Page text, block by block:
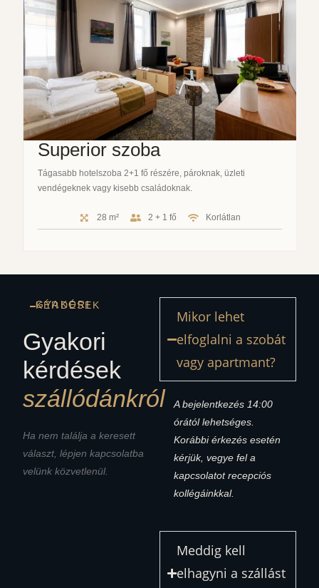
Superior szoba
Tágasabb hotelszoba 2+1 fő részére, pároknak, üzleti
vendégeknek vagy kisebb családoknak.
28 m² 2 + 1 fő Korlátlan
GYAKORI KÉRDÉSEK
Gyakori
kérdések
szállódánkról
Ha nem találja a keresett
választ, lépjen kapcsolatba
velünk közvetlenül.
Mikor lehet
elfoglalni a szobát
vagy apartmant?
A bejelentkezés 14:00
órától lehetséges.
Korábbi érkezés esetén
kérjük, vegye fel a
kapcsolatot recepciós
kollégáinkkal.
Meddig kell
elhagyni a szállást